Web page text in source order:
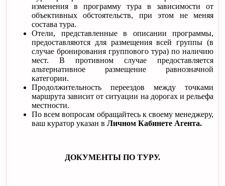
изменения в программу тура в зависимости от
объективных обстоятельств, при этом не меняя
состава тура.
Отели, представленные в описании программы,
предоставляются для размещения всей группы (в
случае бронирования группового тура) по наличию
мест. В противном случае предоставляется
альтернативное размещение равнозначной
категории.
Продолжительность переездов между точками
маршрута зависит от ситуации на дорогах и рельефа
местности.
По всем вопросам обращайтесь к своему менеджеру,
ваш куратор указан в Личном Кабинете Агента.
ДОКУМЕНТЫ ПО ТУРУ.